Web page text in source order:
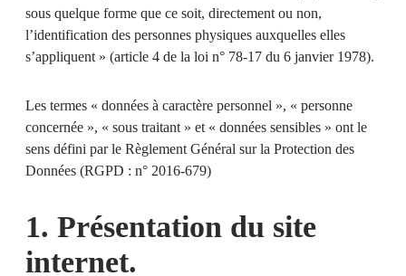
sous quelque forme que ce soit, directement ou non,
l’identification des personnes physiques auxquelles elles
s’appliquent » (article 4 de la loi n° 78-17 du 6 janvier 1978).
Les termes « données à caractère personnel », « personne
concernée », « sous traitant » et « données sensibles » ont le
sens défini par le Règlement Général sur la Protection des
Données (RGPD : n° 2016-679)
1. Présentation du site
internet.